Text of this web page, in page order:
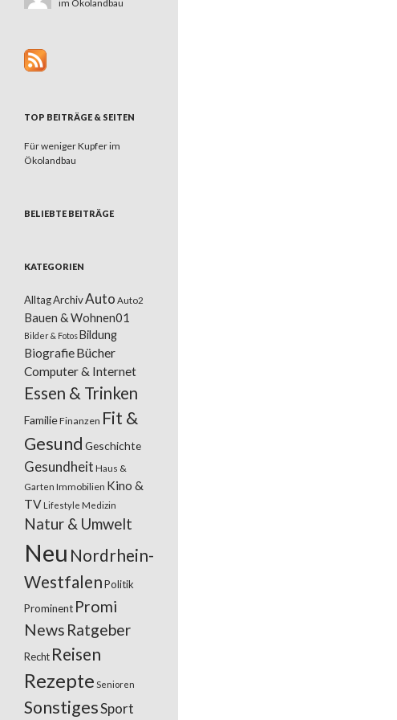
im Ökolandbau
TOP BEITRÄGE & SEITEN
Für weniger Kupfer im
Ökolandbau
BELIEBTE BEITRÄGE
KATEGORIEN
AlltagArchivAuto Auto2
Bauen & Wohnen01
Bilder & FotosBildung
BiografieBücher
Computer & Internet
Essen & Trinken
FamilieFinanzen Fit &
Gesund Geschichte
Gesundheit Haus &
Garten Immobilien Kino &
TV Lifestyle Medizin
Natur & Umwelt
Neu Nordrhein-
WestfalenPolitik
Prominent Promi
News Ratgeber
Recht Reisen
Rezepte Senioren
SonstigesSport